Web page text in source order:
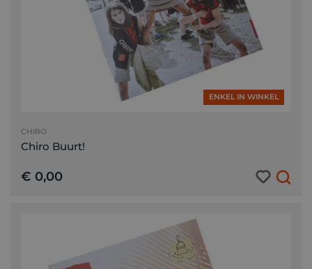
ENKEL IN WINKEL
CHIRO
Chiro Buurt!
€ 0,00